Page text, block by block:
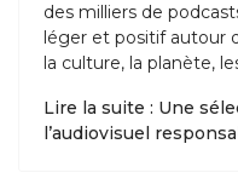
des milliers de
léger et positif autour
la culture, la planète,
Lire la suite : Une
l’audiovisuel